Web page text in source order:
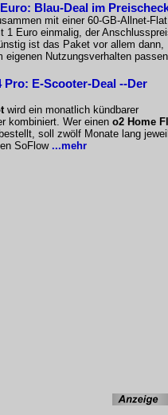
Blau-Deal im
mit einer 60-GB-Allnet-
1 Euro einmalig, der
ist das Paket vor allem dann,
Nutzungsverhalten
Pro: E-Scooter-Deal --Der
wird ein monatlich kündbarer
kombiniert. Wer einen o2 Home
soll zwölf Monate lang
SoFlow ...mehr